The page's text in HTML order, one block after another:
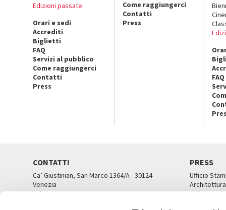
Edizioni passate
Orari e sedi
Accrediti
Biglietti
FAQ
Servizi al pubblico
Come raggiungerci
Contatti
Press
Come raggiungerci
Contatti
Press
FAQ
CONTATTI
Ca’ Giustinian, San Marco 1364/A - 30124
Venezia
Tel. 041 5218711
PRESS
Ufficio
Architettura
Ca’